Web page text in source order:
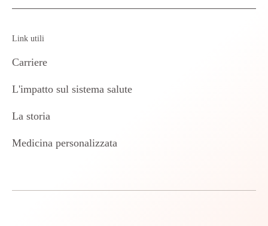
Link utili
Carriere
L'impatto sul sistema salute
La storia
Medicina personalizzata